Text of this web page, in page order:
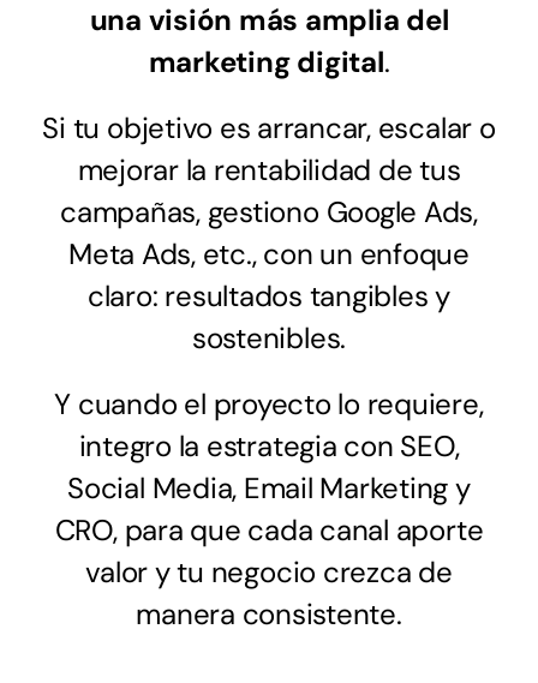
una visión más amplia del
marketing digital.
Si tu objetivo es arrancar, escalar o
mejorar la rentabilidad de tus
campañas, gestiono Google Ads,
Meta Ads, etc., con un enfoque
claro: resultados tangibles y
sostenibles.
Y cuando el proyecto lo requiere,
integro la estrategia con SEO,
Social Media, Email Marketing y
CRO, para que cada canal aporte
valor y tu negocio crezca de
manera consistente.